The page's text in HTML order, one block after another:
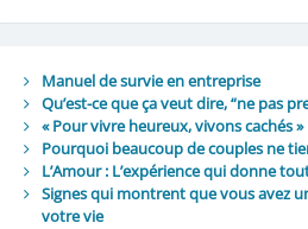
Manuel de survie en entreprise
Qu’est-ce que ça veut dire, “ne pas
« Pour vivre heureux, vivons cachés »
Pourquoi beaucoup de couples ne
L’Amour : L’expérience qui donne
Signes qui montrent que vous avez
votre vie